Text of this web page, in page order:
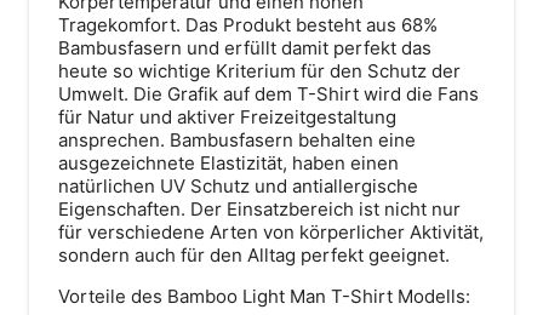
87527 Sonthofen
Route anzeigen
Tragekomfort. Das Produkt besteht aus 68%
Bambusfasern und erfüllt damit perfekt das
heute so wichtige Kriterium für den Schutz der
Umwelt. Die Grafik auf dem T-Shirt wird die Fans
für Natur und aktiver Freizeitgestaltung
ansprechen. Bambusfasern behalten eine
ausgezeichnete Elastizität, haben einen
natürlichen UV Schutz und antiallergische
Eigenschaften. Der Einsatzbereich ist nicht nur
für verschiedene Arten von körperlicher Aktivität,
sondern auch für den Alltag perfekt geeignet.
Vorteile des Bamboo Light Man T-Shirt Modells: